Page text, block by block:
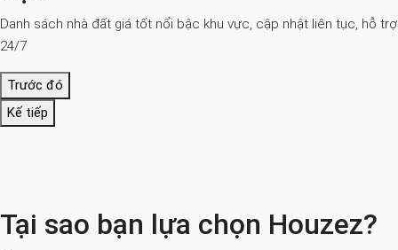
Danh sách nhà đất giá tốt nổi bậc khu vực, cập nhật liên tục, hỗ trợ
24/7
Trước đó
Kế tiếp
Tại sao bạn lựa chọn Houzez?